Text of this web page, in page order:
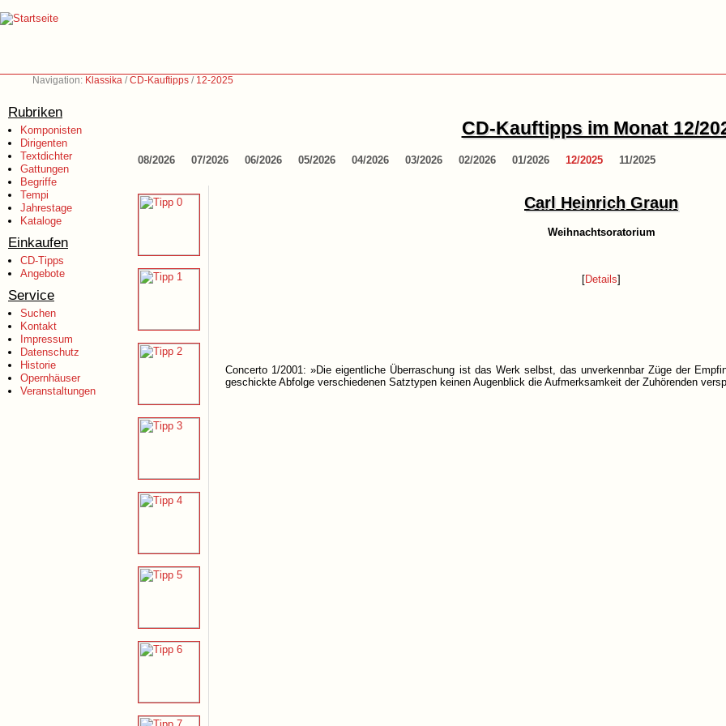
Navigation: Klassika /CD-Kauftipps / 12-2025
Rubriken
Komponisten
Dirigenten
Textdichter
Gattungen
Begriffe
Tempi
Jahrestage
Kataloge
Einkaufen
CD-Tipps
Angebote
Service
Suchen
Kontakt
Impressum
Datenschutz
Historie
Opernhäuser
Veranstaltungen
CD-Kauftipps im Monat 12/
08/2026 07/2026 06/2026 05/2026 04/2026 03/2026 02/2026 01/2026 12/2025 11/2025
Carl Heinrich Graun
Weihnachts­oratorium
[Details]
Concerto 1/2001: »Die eigentliche Überraschung ist das Werk selbst, das unverkennbar Züge der
geschickte Abfolge verschiedenen Satztypen keinen Augenblick die Aufmerksamkeit der Zuhörenden